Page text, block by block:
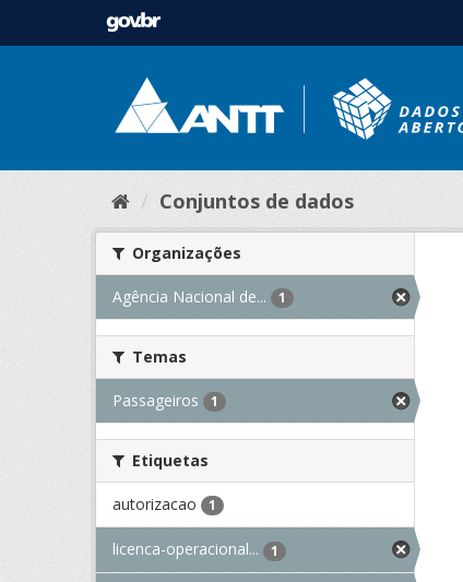
Conjuntos de dados
Organizações
Agência Nacional de... 1
Temas
Passageiros 1
Etiquetas
autorizacao 1
licenca-operacional... 1